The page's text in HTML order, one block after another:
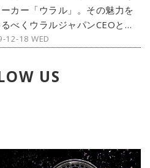
カー「ウラル」。その魅力を
べくウラルジャパンCEOとし
するブラド氏は、理想を実現
功の影には、ブラド氏が生涯
て嗜む「武術」があった。こ
12-18 WED
US